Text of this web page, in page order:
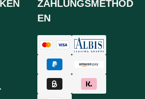
ZAHLUNGSMETHOD
EN